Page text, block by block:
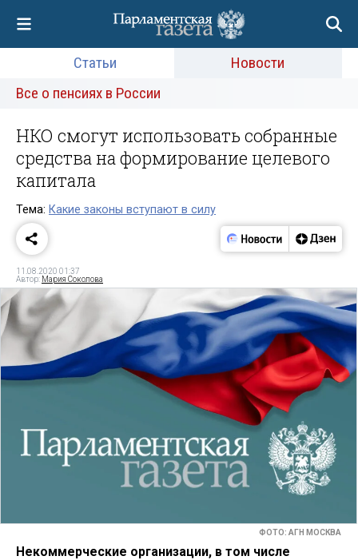
Статьи
Новости
Все о пенсиях в России
НКО смогут использовать собранные
средства на формирование целевого
капитала
Тема: Какие законы вступают в силу
11.08.2020 01:37
Автор: Мария Соколова
ФОТО: АГН МОСКВА
Некоммерческие организации, в том числе